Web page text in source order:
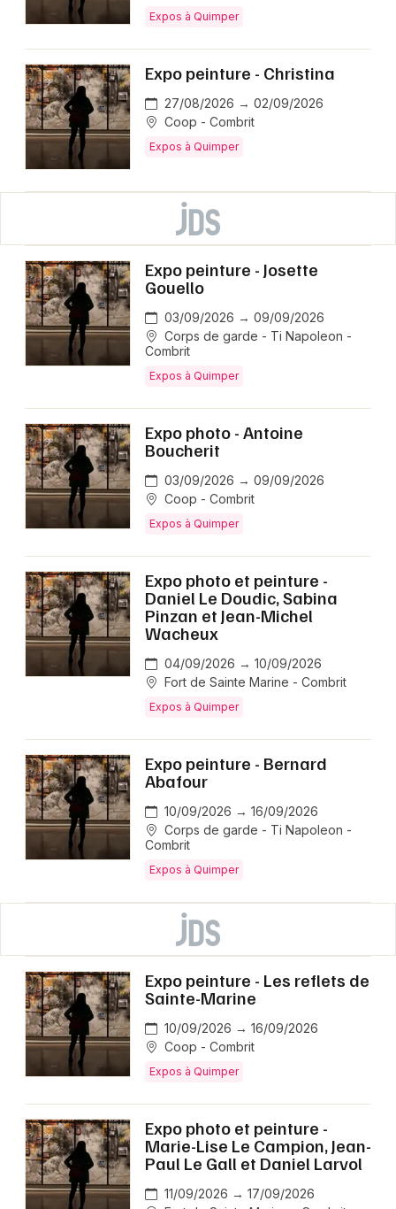
Expos à Quimper
Expo peinture - Christina
27/08/2026 → 02/09/2026
Coop - Combrit
Expos à Quimper
Expo peinture - Josette
Gouello
03/09/2026 → 09/09/2026
Corps de garde - Ti Napoleon -
Combrit
Expos à Quimper
Expo photo - Antoine
Boucherit
03/09/2026 → 09/09/2026
Coop - Combrit
Expos à Quimper
Expo photo et peinture -
Daniel Le Doudic, Sabina
Pinzan et Jean-Michel
Wacheux
04/09/2026 → 10/09/2026
Fort de Sainte Marine - Combrit
Expos à Quimper
Expo peinture - Bernard
Abafour
10/09/2026 → 16/09/2026
Corps de garde - Ti Napoleon -
Combrit
Expos à Quimper
Expo peinture - Les reflets de
Sainte-Marine
10/09/2026 → 16/09/2026
Coop - Combrit
Expos à Quimper
Expo photo et peinture -
Marie-Lise Le Campion, Jean-
Paul Le Gall et Daniel Larvol
11/09/2026 → 17/09/2026